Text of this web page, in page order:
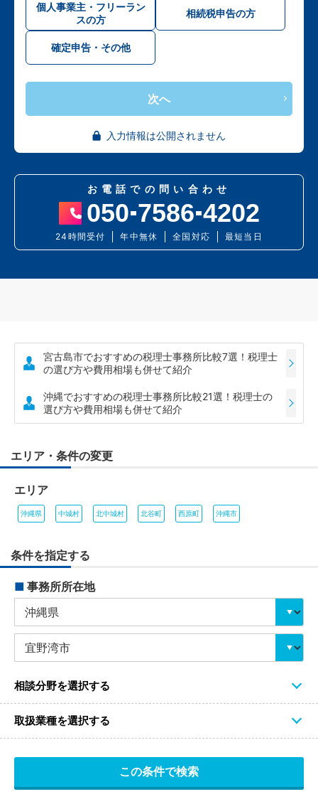
個人事業主・フリーラン
スの方
相続税申告の方
確定申告・その他
次へ
入力情報は公開されません
お電話での問い合わせ
050 7586 4202
24時間受付 年中無休 全国対応 最短当日
宮古島市でおすすめの税理士事務所比較7選！税理士
の選び方や費用相場も併せて紹介
沖縄でおすすめの税理士事務所比較21選！税理士の
選び方や費用相場も併せて紹介
エリア・条件の変更
エリア
沖縄県 中城村 北中城村 北谷町 西原町 沖縄市
条件を指定する
■ 事務所所在地
相談分野を選択する
取扱業種を選択する